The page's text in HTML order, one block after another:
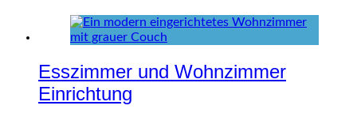
Esszimmer und Wohnzimmer
Einrichtung